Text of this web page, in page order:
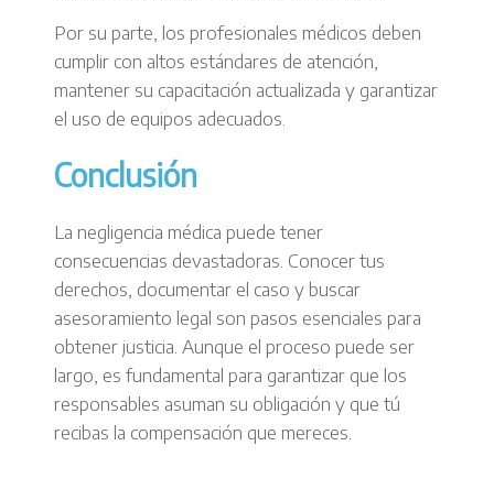
Por su parte, los profesionales médicos deben
cumplir con altos estándares de atención,
mantener su capacitación actualizada y garantizar
el uso de equipos adecuados.
Conclusión
La negligencia médica puede tener
consecuencias devastadoras. Conocer tus
derechos, documentar el caso y buscar
asesoramiento legal son pasos esenciales para
obtener justicia. Aunque el proceso puede ser
largo, es fundamental para garantizar que los
responsables asuman su obligación y que tú
recibas la compensación que mereces.